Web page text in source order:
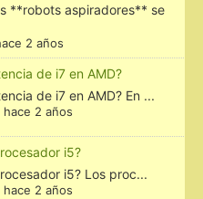
**robots aspiradores** se
2 años
de i7 en AMD?
de i7 en AMD? En ...
hace 2 años
i5?
i5? Los proc...
hace 2 años